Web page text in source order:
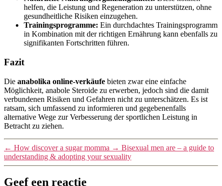
helfen, die Leistung und Regeneration zu unterstützen, ohne
gesundheitliche Risiken einzugehen.
Trainingsprogramme: Ein durchdachtes Trainingsprogramm
in Kombination mit der richtigen Ernährung kann ebenfalls zu
signifikanten Fortschritten führen.
Fazit
Die anabolika online-verkäufe bieten zwar eine einfache
Möglichkeit, anabole Steroide zu erwerben, jedoch sind die damit
verbundenen Risiken und Gefahren nicht zu unterschätzen. Es ist
ratsam, sich umfassend zu informieren und gegebenenfalls
alternative Wege zur Verbesserung der sportlichen Leistung in
Betracht zu ziehen.
← How discover a sugar momma → Bisexual men are – a guide to
understanding & adopting your sexuality
Geef een reactie